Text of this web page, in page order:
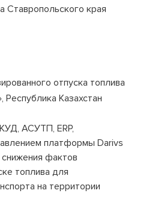
Ставропольского края
отпуска топлива
Республика Казахстан
АСУТП, ERP,
платформы Darivs
фактов
топлива для
на территории